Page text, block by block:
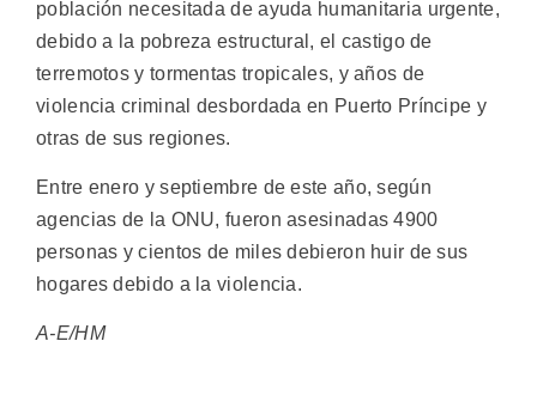
población necesitada de ayuda humanitaria urgente,
debido a la pobreza estructural, el castigo de
terremotos y tormentas tropicales, y años de
violencia criminal desbordada en Puerto Príncipe y
otras de sus regiones.
Entre enero y septiembre de este año, según
agencias de la ONU, fueron asesinadas 4900
personas y cientos de miles debieron huir de sus
hogares debido a la violencia.
A-E/HM